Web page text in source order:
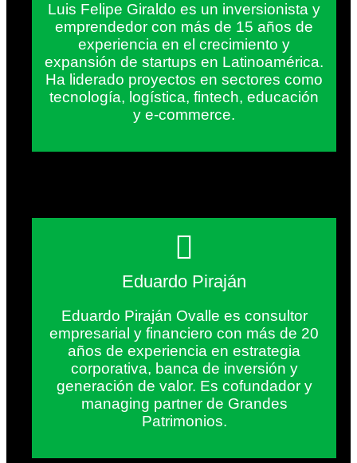
Luis Felipe Giraldo es un inversionista y
emprendedor con más de 15 años de
experiencia en el crecimiento y
expansión de startups en Latinoamérica.
Ha liderado proyectos en sectores como
tecnología, logística, fintech, educación
y e-commerce.
Eduardo Piraján
Eduardo Piraján Ovalle es consultor
empresarial y financiero con más de 20
años de experiencia en estrategia
corporativa, banca de inversión y
generación de valor. Es cofundador y
managing partner de Grandes
Patrimonios.